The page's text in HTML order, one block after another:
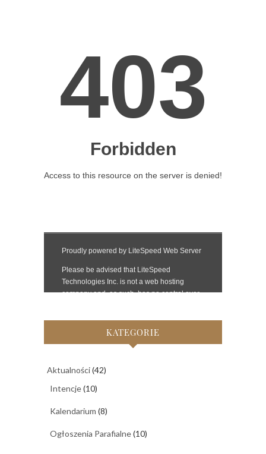
KATEGORIE
Aktualności(42)
Intencje(10)
Kalendarium (8)
Ogłoszenia Parafialne(10)